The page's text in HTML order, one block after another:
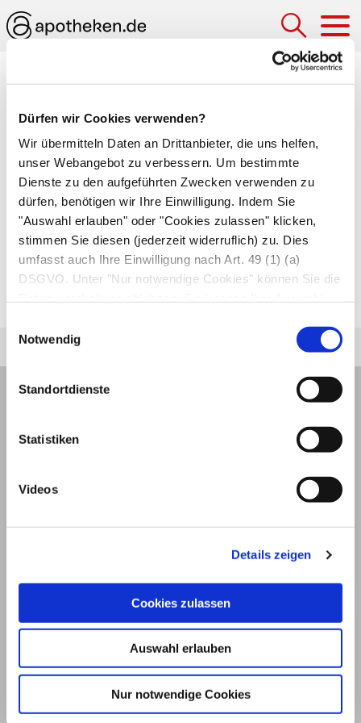
Dürfen wir Cookies verwenden?
Wir übermitteln Daten an Drittanbieter, die uns helfen,
unser Webangebot zu verbessern. Um bestimmte
Dienste zu den aufgeführten Zwecken verwenden zu
dürfen, benötigen wir Ihre Einwilligung. Indem Sie
"Auswahl erlauben" oder "Cookies zulassen" klicken,
stimmen Sie diesen (jederzeit widerruflich) zu. Dies
umfasst auch Ihre Einwilligung nach Art. 49 (1) (a)
DSGVO. Unter "Nur notwendige Cookies" können Sie die
Notwendig
Standortdienste
Statistiken
Videos
Details zeigen
Cookies zulassen
Auswahl erlauben
Nur notwendige Cookies
Medizinlexikon
Ösophagusdilatation
Beseitigung von Engstellen in derSpeiseröhre
mit Hilfe eines aufblasbaren Ballons. Die
Ösophagusdilatation ist vor allem dann nötig,
wenn sich die Muskulatur am Ende der
Speiseröhre zusammenkrampft, sodass der
Speisebrei nicht mehr in den Magen eintreten
© 2026
Datenschutz Privatsphäre
Qualitätsrichtlinien Barrierefreiheit